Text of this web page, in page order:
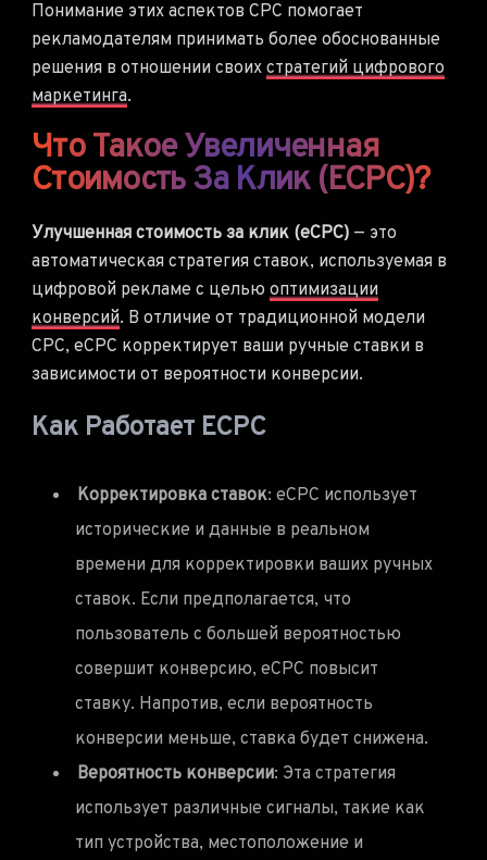
Понимание этих аспектов CPC помогает
рекламодателям принимать более обоснованные
решения в отношении своих стратегий цифрового
маркетинга.
Что Такое Увеличенная
Стоимость За Клик (eCPC)?
Улучшенная стоимость за клик (eCPC) — это
автоматическая стратегия ставок, используемая в
цифровой рекламе с целью оптимизации
конверсий. В отличие от традиционной модели
CPC, eCPC корректирует ваши ручные ставки в
зависимости от вероятности конверсии.
Как Работает ECPC
Корректировка ставок: eCPC использует
исторические и данные в реальном
времени для корректировки ваших ручных
ставок. Если предполагается, что
пользователь с большей вероятностью
совершит конверсию, eCPC повысит
ставку. Напротив, если вероятность
конверсии меньше, ставка будет снижена.
Вероятность конверсии: Эта стратегия
использует различные сигналы, такие как
тип устройства, местоположение и